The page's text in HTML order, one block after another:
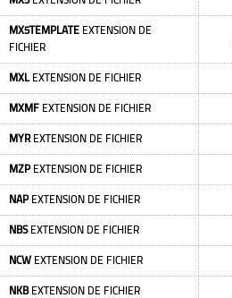
MX5TEMPLATE EXTENSION DE
FICHIER
MXLEXTENSION DE FICHIER
MXMF EXTENSION DE FICHIER
MYREXTENSION DE FICHIER
MZPEXTENSION DE FICHIER
NAPEXTENSION DE FICHIER
NBSEXTENSION DE FICHIER
NCW EXTENSION DE FICHIER
NKBEXTENSION DE FICHIER